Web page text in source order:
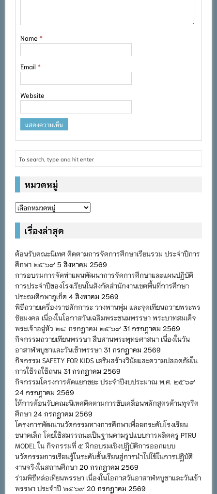
Name*
Email*
Website
หมวดหมู่
หมวด
เรื่องล่าสุด
ต้อนรับคณะนิเทศ ติดตามการจัดการศึกษาเรียนรวม ประจำปีการ
ศึกษา ๒๕๖๙ 5 สิงหาคม 2569
การอบรมการจัดทำแผนพัฒนาการจัดการศึกษาและแผนปฏิบัติ
การประจำปีของโรงเรียนในสังกัดสำนักงานเขตพื้นที่การศึกษา
ประถมศึกษาภูเก็ต 4 สิงหาคม 2569
พิธีถวายเครื่องราชสักการะ วางพานพุ่ม และจุดเทียนถวายพระพร
ชัยมงคล เนื่องในโอกาสวันเฉลิมพระชนมพรรษา พระบาทสมเด็จ
พระเจ้าอยู่หัว ๒๘ กรกฎาคม ๒๕๖๙ 31 กรกฎาคม 2569
กิจกรรมถวายเทียนพรรษา สืบสานพระพุทธศาสนา เนื่องในวัน
อาสาฬหบูชาและวันเข้าพรรษา 31 กรกฎาคม 2569
กิจกรรม SAFETY FOR KIDS เสริมสร้างวินัยและความปลอดภัยใน
การใช้รถใช้ถนน 31 กรกฎาคม 2569
กิจกรรมโครงการคัดแยกขยะ ประจำปีงบประมาณ พ.ศ. ๒๕๖๙
24 กรกฎาคม 2569
ให้การต้อนรับคณะนิเทศติดตามการขับเคลื่อนหลักสูตรต้านทุจริต
ศึกษา 24 กรกฎาคม 2569
โครงการพัฒนานวัตกรรมทางการศึกษาเพื่อยกระดับโรงเรียน
ขนาดเล็ก โดยใช้สมรรถนะเป็นฐานตามรูปแบบการผลิตครู PTRU
MODEL ใน กิจกรรมที่ ๕ ฝึกอบรมเชิงปฏิบัติการออกแบบ
นวัตกรรมการเรียนรู้ในระดับชั้นเรียนสู่การนำไปใช้ในการปฏิบัติ
งานจริงในสถานศึกษา 20 กรกฎาคม 2569
ร่วมพิธีหล่อเทียนพรรษา เนื่องในโอกาสวันอาสาฬหบูชาและวันเข้า
พรรษา ประจำปี ๒๕๖๙ 20 กรกฎาคม 2569